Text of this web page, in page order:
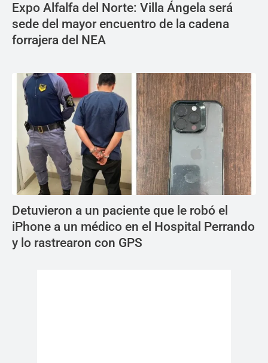
Expo Alfalfa del Norte: Villa Ángela será
sede del mayor encuentro de la cadena
forrajera del NEA
Detuvieron a un paciente que le robó el
iPhone a un médico en el Hospital Perrando
y lo rastrearon con GPS